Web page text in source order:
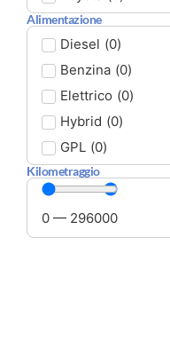
Alimentazione
Diesel (0)
Benzina (0)
Elettrico (0)
Hybrid (0)
GPL (0)
Kilometraggio
0 — 296000